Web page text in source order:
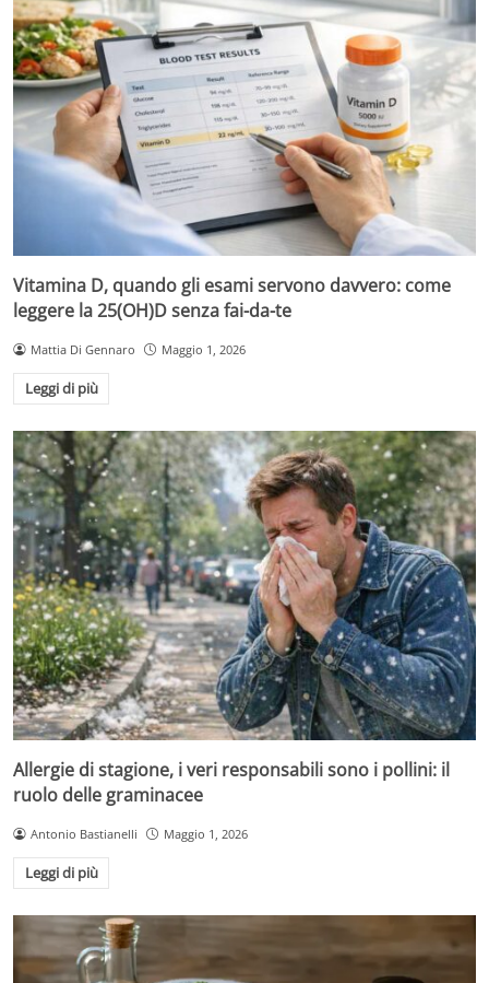
Vitamina D, quando gli esami servono davvero: come
leggere la 25(OH)D senza fai-da-te
Mattia Di Gennaro Maggio 1, 2026
Leggi di più
Allergie di stagione, i veri responsabili sono i pollini: il
ruolo delle graminacee
Antonio Bastianelli Maggio 1, 2026
Leggi di più